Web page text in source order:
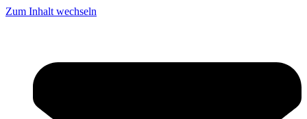
Zum Inhalt wechseln